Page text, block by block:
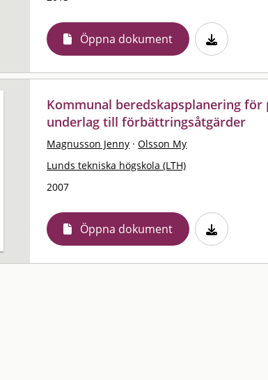
Öppna dokument
Kommunal beredskapsplanering för
underlag till förbättringsåtgärder
Magnusson Jenny · Olsson My
Lunds tekniska högskola (LTH)
2007
Öppna dokument